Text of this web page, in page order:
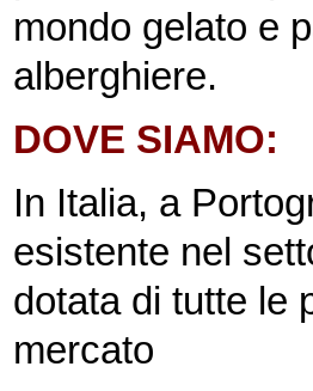
mondo gelato e
alberghiere.
DOVE SIAMO:
In Italia, a
esistente nel
dotata di tutte le
mercato